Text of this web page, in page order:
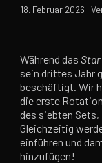
18. Februar 2026 |
Während dasStar
sein drittes Jahr
beschäftigt. Wir
die erste
des siebten Sets,
Gleichzeitig
einführen und
hinzufügen!